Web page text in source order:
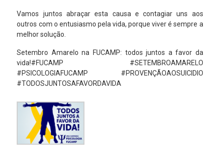
Vamos juntos abraçar esta causa e contagiar uns aos
outros com o entusiasmo pela vida, porque viver é sempre a
melhor solução.
Setembro Amarelo na FUCAMP: todos juntos a favor da
vida!#FUCAMP #SETEMBROAMARELO
#PSICOLOGIAFUCAMP #PROVENÇÃOAOSUICIDIO
#TODOSJUNTOSAFAVORDAVIDA